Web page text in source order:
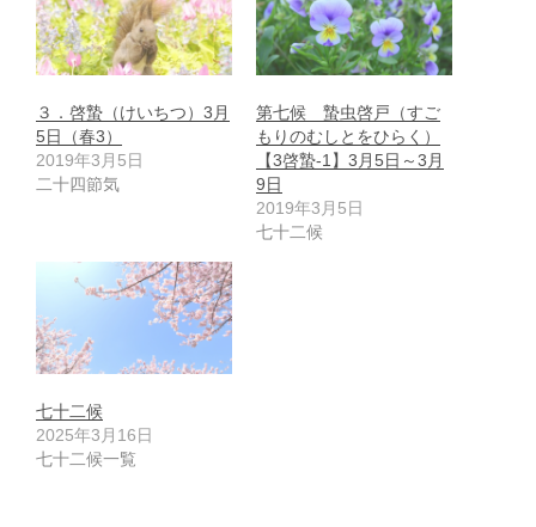
３．啓蟄（けいちつ）3月
5日（春3）
2019年3月5日
二十四節気
第七候 蟄虫啓戸（すご
もりのむしとをひらく）
【3啓蟄-1】3月5日～3月
9日
2019年3月5日
七十二候
七十二候
2025年3月16日
七十二候一覧